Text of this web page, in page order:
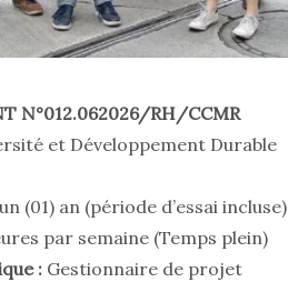
N°012.062026/RH/CCMR
et Développement Durable
(01) an (période d’essai incluse)
par semaine (Temps plein)
:Gestionnaire de projet